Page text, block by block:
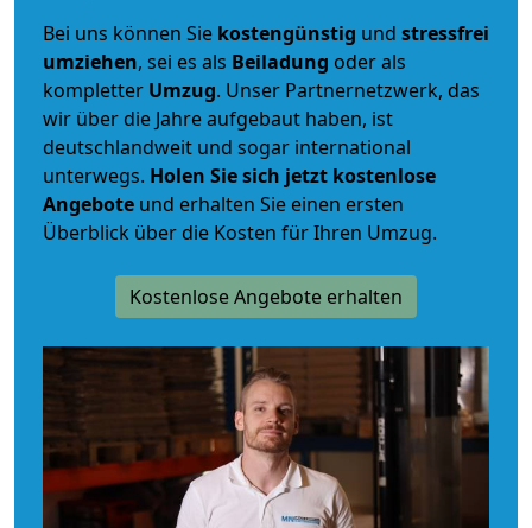
Bei uns können Sie kostengünstig und stressfrei
umziehen, sei es als Beiladung oder als
kompletter Umzug. Unser Partnernetzwerk, das
wir über die Jahre aufgebaut haben, ist
deutschlandweit und sogar international
unterwegs. Holen Sie sich jetzt kostenlose
Angebote und erhalten Sie einen ersten
Überblick über die Kosten für Ihren Umzug.
Kostenlose Angebote erhalten